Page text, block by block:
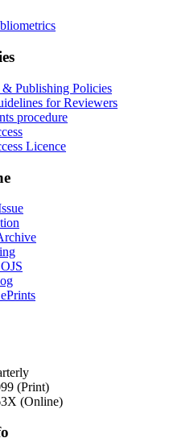
Publishing Policies
for Reviewers
procedure
Licence
(Print)
(Online)